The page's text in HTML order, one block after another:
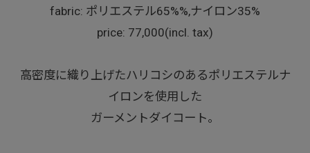
fabric: ポリエステル65%%,ナイロン35%
price: 77,000(incl. tax)
高密度に織り上げたハリコシのあるポリエステルナ
イロンを使用した
ガーメントダイコート。